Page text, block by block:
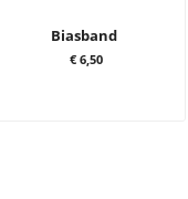
Biasband
€ 6,50